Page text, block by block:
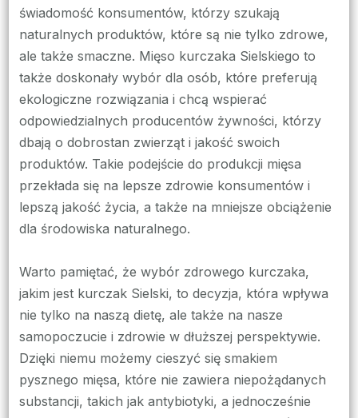
świadomość konsumentów, którzy szukają
naturalnych produktów, które są nie tylko zdrowe,
ale także smaczne. Mięso kurczaka Sielskiego to
także doskonały wybór dla osób, które preferują
ekologiczne rozwiązania i chcą wspierać
odpowiedzialnych producentów żywności, którzy
dbają o dobrostan zwierząt i jakość swoich
produktów. Takie podejście do produkcji mięsa
przekłada się na lepsze zdrowie konsumentów i
lepszą jakość życia, a także na mniejsze obciążenie
dla środowiska naturalnego.
Warto pamiętać, że wybór zdrowego kurczaka,
jakim jest kurczak Sielski, to decyzja, która wpływa
nie tylko na naszą dietę, ale także na nasze
samopoczucie i zdrowie w dłuższej perspektywie.
Dzięki niemu możemy cieszyć się smakiem
pysznego mięsa, które nie zawiera niepożądanych
substancji, takich jak antybiotyki, a jednocześnie